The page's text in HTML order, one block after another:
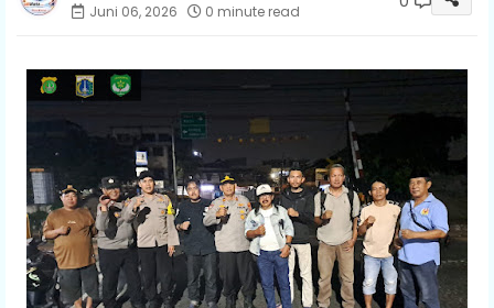
Juni 06, 2026
0 minute read